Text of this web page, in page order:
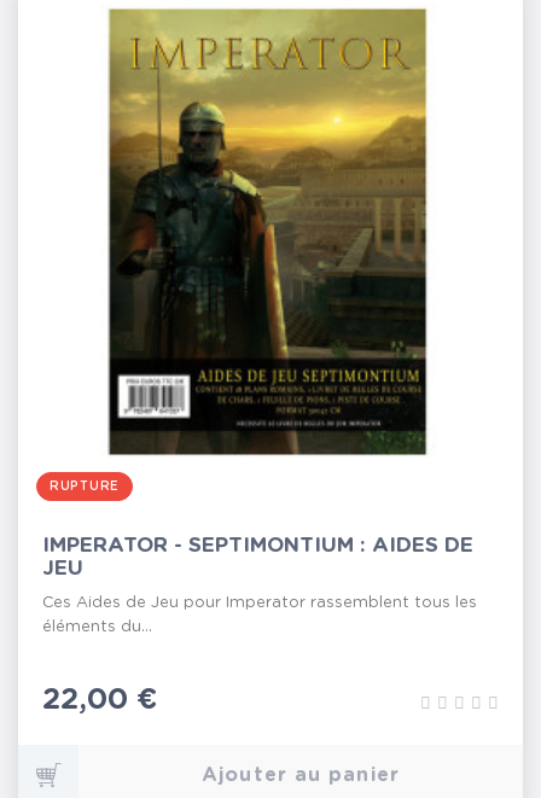
RUPTURE
IMPERATOR - SEPTIMONTIUM : AIDES DE
JEU
Ces Aides de Jeu pour Imperator rassemblent tous les
éléments du...
Prix
22,00 €
Ajouter au panier